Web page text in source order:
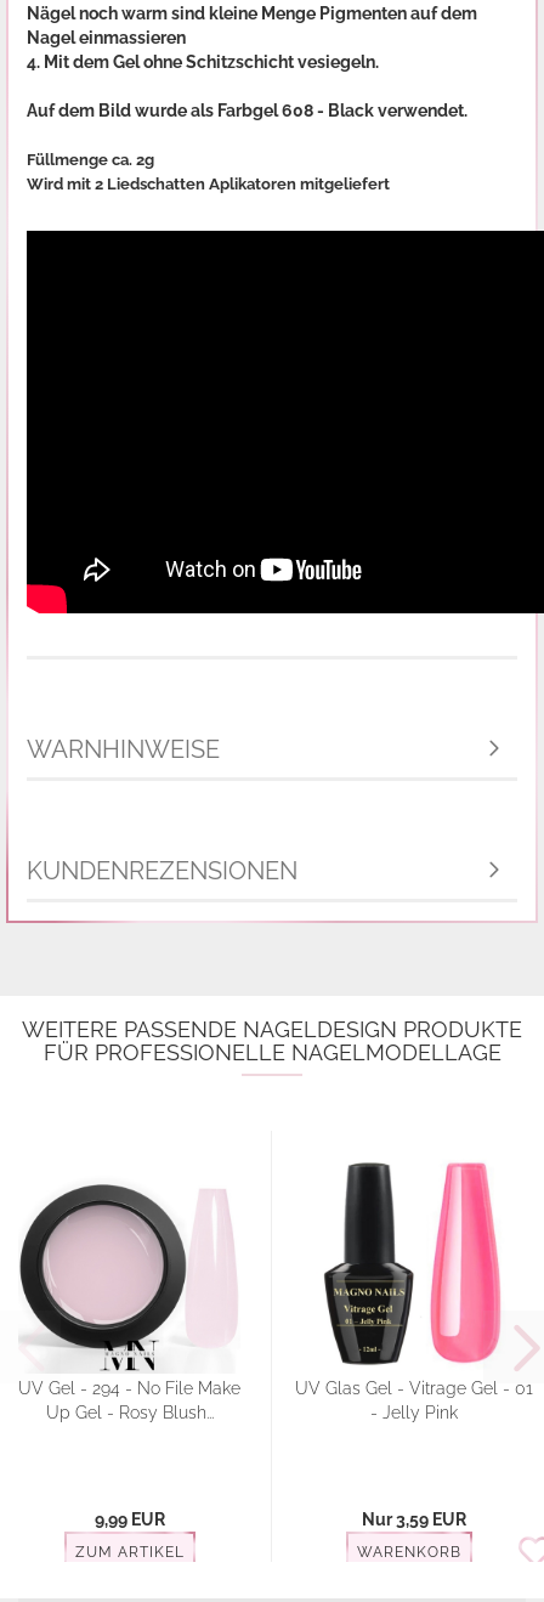
Nägel noch warm sind kleine Menge Pigmenten auf dem
Nagel einmassieren
4. Mit dem Gel ohne Schitzschicht vesiegeln.
Auf dem Bild wurde als Farbgel 608 - Black verwendet.
Füllmenge ca. 2g
Wird mit 2 Liedschatten Aplikatoren mitgeliefert
WARNHINWEISE
KUNDENREZENSIONEN
WEITERE PASSENDE NAGELDESIGN PRODUKTE
FÜR PROFESSIONELLE NAGELMODELLAGE
UV Gel - 294 - No File Make
Up Gel - Rosy Blush...
9,99 EUR
ZUM ARTIKEL
UV Glas Gel - Vitrage Gel - 01
- Jelly Pink
Nur 3,59 EUR
WARENKORB